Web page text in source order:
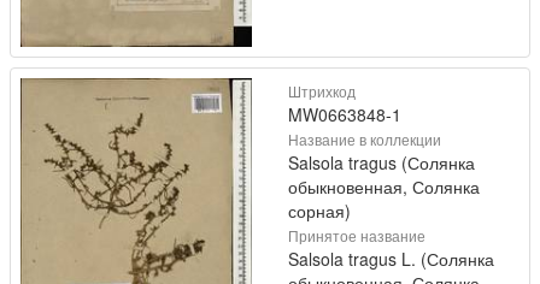
Штрихкод
MW0663848-1
Название в коллекции
Salsola tragus (Солянка
обыкновенная, Солянка
сорная)
Принятое название
Salsola tragus L. (Солянка